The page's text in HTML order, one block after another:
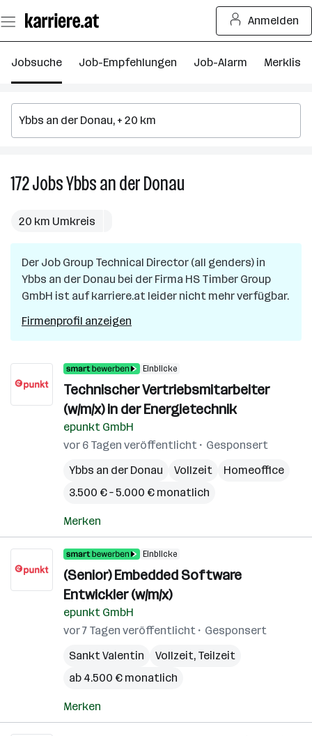
Seiteninhalt
springen
Anmelden
Jobsuche Job-Empfehlungen Job-Alarm Merkliste
172JobsYbbs an der Donau
an
der
Donau
20 km Umkreis
Der Job Group Technical Director (all genders) in
Ybbs an der Donau bei der Firma HS Timber Group
GmbH ist auf karriere.at leider nicht mehr verfügbar.
Firmenprofil anzeigen
Einblicke
Technischer Vertriebsmitarbeiter
(w/m/x) in der Energietechnik
epunkt GmbH
vor 6 Tagen veröffentlicht
Gesponsert
Ybbs an der Donau
Vollzeit
Homeoffice
3.500 € – 5.000 € monatlich
Merken
Einblicke
(Senior) Embedded Software
Entwickler (w/m/x)
epunkt GmbH
vor 7 Tagen veröffentlicht
Gesponsert
Sankt Valentin
Vollzeit, Teilzeit
ab 4.500 € monatlich
Merken